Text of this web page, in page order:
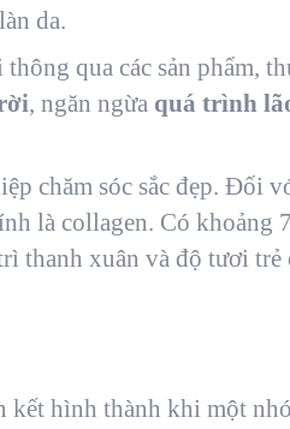
da.
qua các sản phẩm,
, ngăn ngừa quá trình
chăm sóc sắc đẹp. Đối
là collagen. Có khoảng
thanh xuân và độ tươi trẻ
kết hình thành khi một